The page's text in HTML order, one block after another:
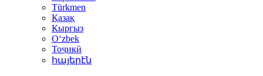
Türkmen
Қазақ
Кыргыз
Oʻzbek
Тоҷикӣ
հայերէն